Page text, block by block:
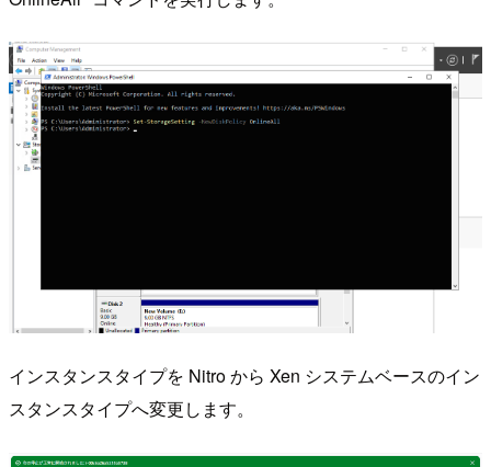
インスタンスタイプを Nitro から Xen システムベースのイン
スタンスタイプへ変更します。